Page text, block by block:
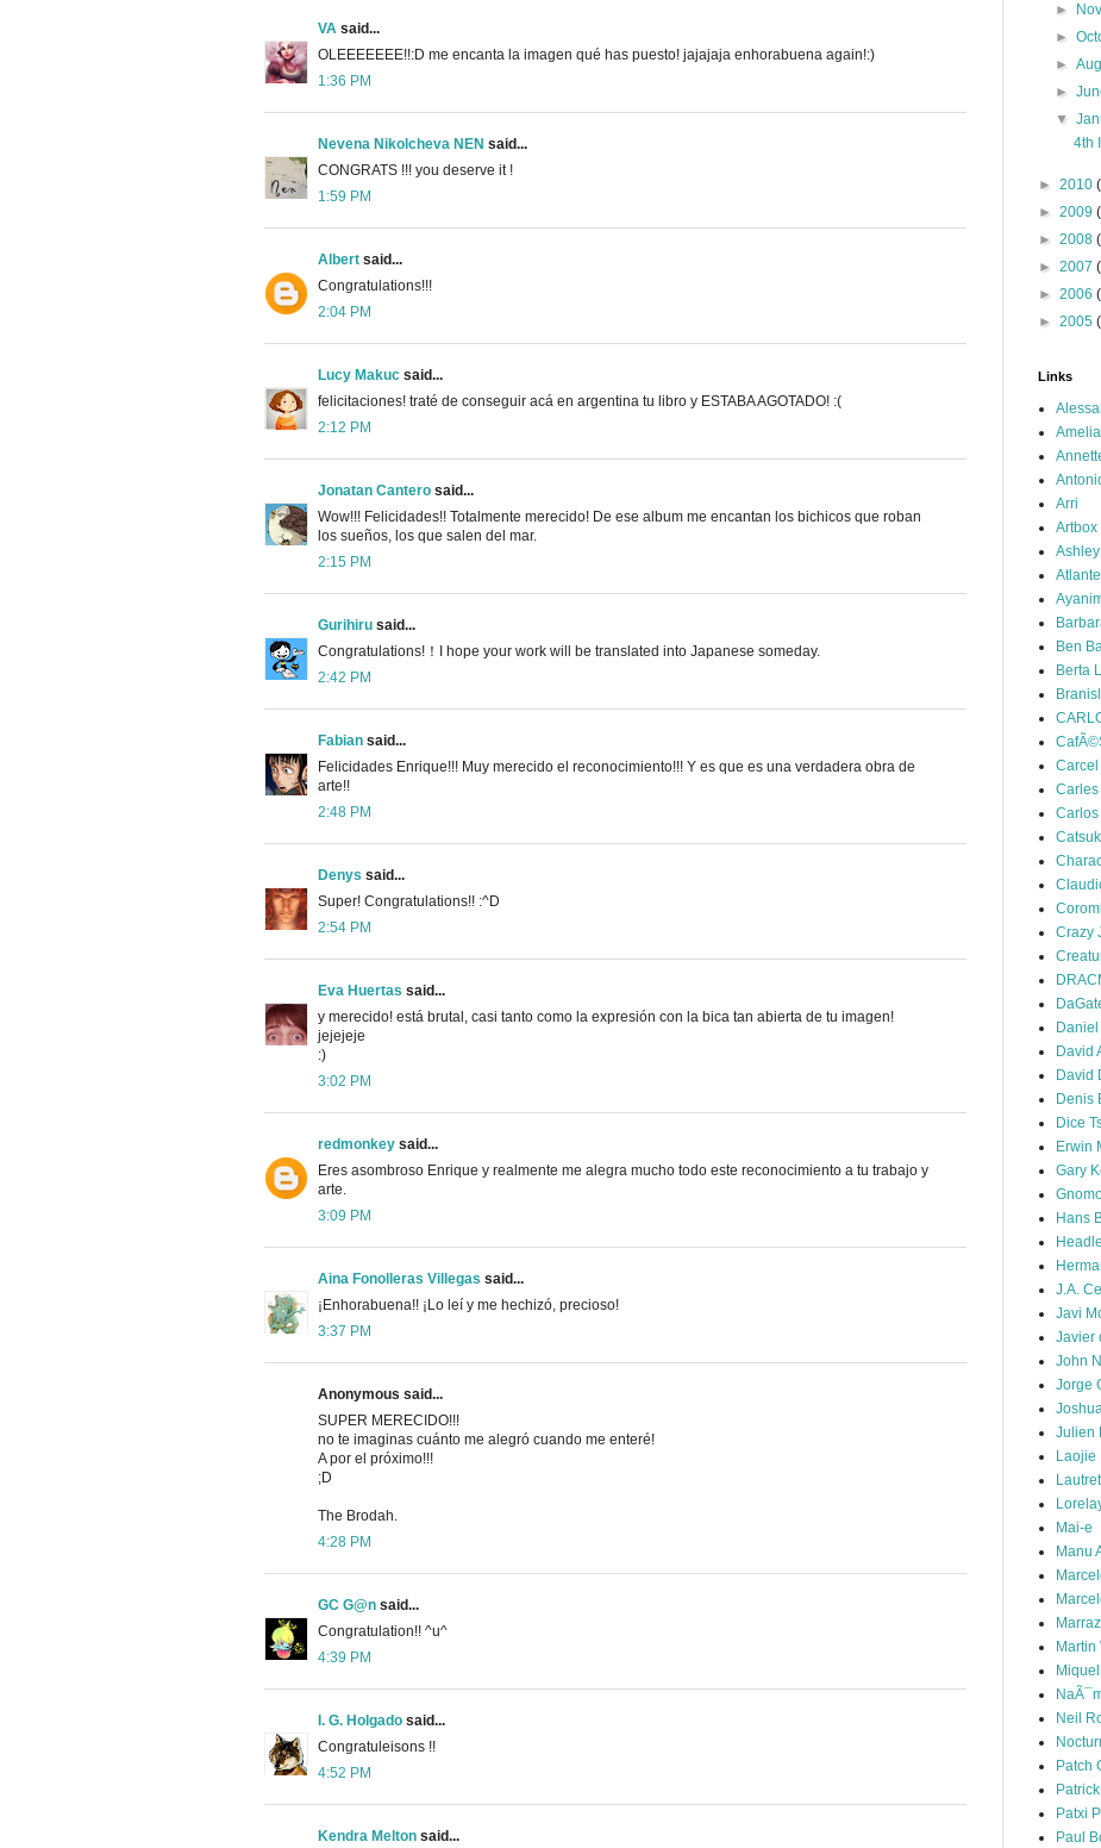
VA said...
OLEEEEEEE!!:D me encanta la imagen qué has puesto! jajajaja enhorabuena again!:)
1:36 PM
Nevena Nikolcheva NEN said...
CONGRATS !!! you deserve it !
1:59 PM
Albert said...
Congratulations!!!
2:04 PM
Lucy Makuc said...
felicitaciones! traté de conseguir acá en argentina tu libro y ESTABA AGOTADO! :(
2:12 PM
Jonatan Cantero said...
Wow!!! Felicidades!! Totalmente merecido! De ese album me encantan los bichicos que roban
los sueños, los que salen del mar.
2:15 PM
Gurihiru said...
Congratulations!！I hope your work will be translated into Japanese someday.
2:42 PM
Fabian said...
Felicidades Enrique!!! Muy merecido el reconocimiento!!! Y es que es una verdadera obra de
arte!!
2:48 PM
Denys said...
Super! Congratulations!! :^D
2:54 PM
Eva Huertas said...
y merecido! está brutal, casi tanto como la expresión con la bica tan abierta de tu imagen!
jejejeje
:)
3:02 PM
redmonkey said...
Eres asombroso Enrique y realmente me alegra mucho todo este reconocimiento a tu trabajo y
arte.
3:09 PM
Aina Fonolleras Villegas said...
¡Enhorabuena!! ¡Lo leí y me hechizó, precioso!
3:37 PM
Anonymous said...
SUPER MERECIDO!!!
no te imaginas cuánto me alegró cuando me enteré!
A por el próximo!!!
;D
The Brodah.
4:28 PM
GC G@n said...
Congratulation!! ^u^
4:39 PM
I. G. Holgado said...
Congratuleisons !!
4:52 PM
Kendra Melton said...
►
►
►
►
▼
4th
► 2010
► 2009
► 2008
► 2007
► 2006
► 2005
Links
Arri
Artbox
Ben
Berta
Carcel
Carles
Crazy
David
David
Denis
Dice
Erwin
Gary
Hans
J.A.
Javi
Javier
John
Jorge
Julien
Laojie
Mai-e
Manu
Martin
Neil
Patch
Patxi
Paul